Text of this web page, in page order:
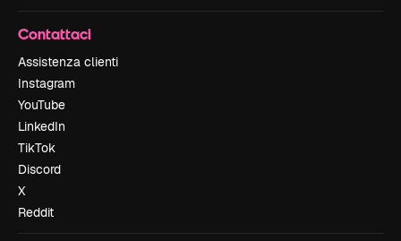
Contattaci
Assistenza clienti
Instagram
YouTube
LinkedIn
TikTok
Discord
X
Reddit